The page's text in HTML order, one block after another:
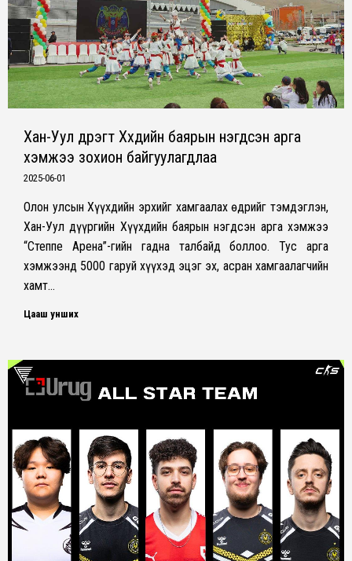
Хан-Уул дүүрэгт Хүүхдийн баярын нэгдсэн арга
хэмжээ зохион байгуулагдлаа
2025-06-01
Олон улсын Хүүхдийн эрхийг хамгаалах өдрийг тэмдэглэн,
Хан-Уул дүүргийн Хүүхдийн баярын нэгдсэн арга хэмжээ
“Степпе Арена”-гийн гадна талбайд боллоо. Тус арга
хэмжээнд 5000 гаруй хүүхэд эцэг эх, асран хамгаалагчийн
хамт…
Цааш унших